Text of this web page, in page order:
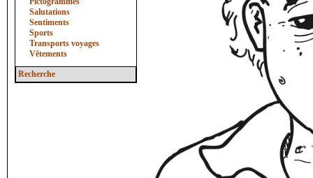
Salutations
Sentiments
Sports
Transports voyages
Vêtements
Recherche